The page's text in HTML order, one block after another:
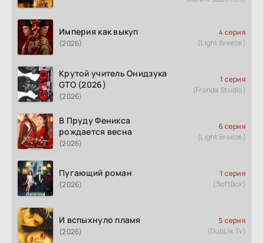
Империя как выкуп
(2026)
4 серия
(Light Breeze)
Крутой учитель Онидзука
GTO (2026)
(2026)
1 серия
(Fronda Studio)
В Пруду Феникса
рождается весна
(2026)
6 серия
(Light Breeze)
Пугающий роман
(2026)
1 серия
(SoftBox)
И вспыхнуло пламя
(2026)
5 серия
(DubLik.Tv)